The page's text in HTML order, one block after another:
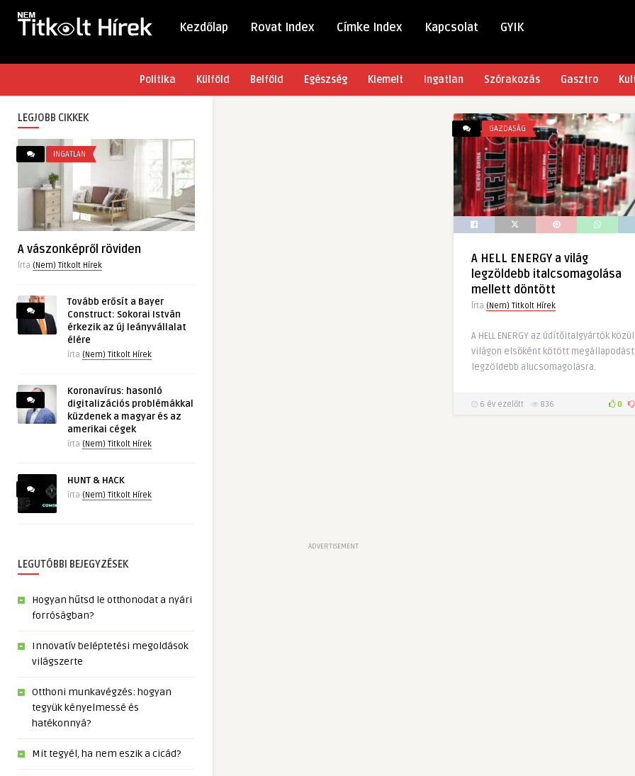
Kezdőlap Rovat Index Címke Index Kapcsolat GYIK
Politika Külföld Belföld Egészség Kiemelt Ingatlan Szórakozás Gasztro
LEGJOBB CIKKEK
INGATLAN
A vászonképről röviden
Írta (Nem) Titkolt Hírek
Tovább erősít a Bayer
Construct: Sokorai István
érkezik az új leányvállalat
élére
írta (Nem) Titkolt Hírek
Koronavírus: hasonló
digitalizációs problémákkal
küzdenek a magyar és az
amerikai cégek
írta (Nem) Titkolt Hírek
HUNT & HACK
írta (Nem) Titkolt Hírek
LEGUTÓBBI BEJEGYZÉSEK
Hogyan hűtsd le otthonodat a nyári
forróságban?
Innovatív beléptetési megoldások
világszerte
Otthoni munkavégzés: hogyan
tegyük kényelmessé és
hatékonnyá?
Mit tegyél, ha nem eszik a cicád?
ADVERTISEMENT
GAZDASÁG
A HELL ENERGY a világ
legzöldebb italcsomagolása
mellett döntött
Írta (Nem) Titkolt Hírek
A HELL ENERGY az üdítőitalgyártók
világon elsőként kötött megállapodást
legzöldebb alucsomagolásra.
6 év ezelőtt 836 0